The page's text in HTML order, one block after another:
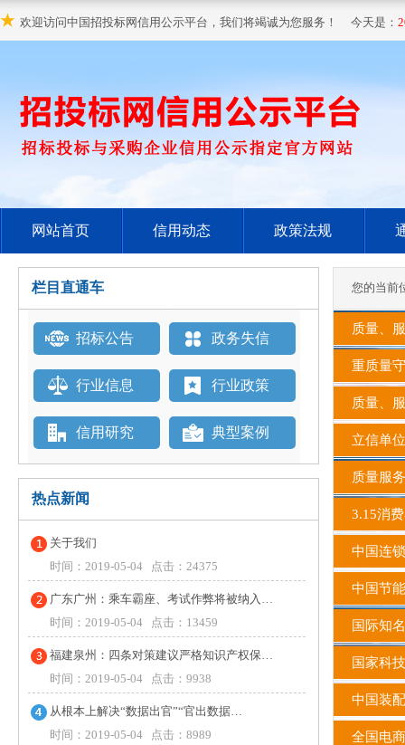
★ 欢迎访问中国招投标网信用公示平台，我们将竭诚为您服务！ 今天是：
网站首页 信用动态 政策法规
栏目直通车
招标公告 政务失信
行业信息 行业政策
信用研究 典型案例
热点新闻
关于我们
时间：2019-05-04 点击：24375
广东广州：乘车霸座、考试作弊将被纳入…
时间：2019-05-04 点击：13459
福建泉州：四条对策建议严格知识产权保…
时间：2019-05-04 点击：9938
从根本上解决“数据出官”“官出数据…
时间：2019-05-04 点击：8989
您的当前
质量、
重质量
质量、
立信单
质量服
3.15消
中国连
中国节
国际知
国家科
中国装配
全国电